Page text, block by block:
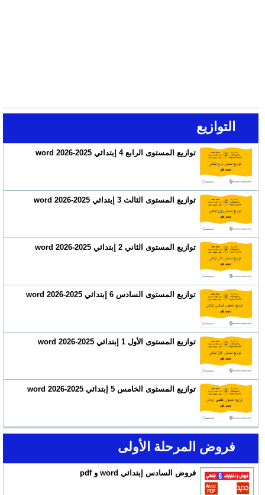
التوازيع
توازيع المستوى الرابع 4 إبتدائي 2025-2026 word
توازيع المستوى الثالث 3 إبتدائي 2025-2026 word
توازيع المستوى الثاني 2 إبتدائي 2025-2026 word
توازيع المستوى السادس 6 إبتدائي 2025-2026 word
توازيع المستوى الأول 1 إبتدائي 2025-2026 word
توازيع المستوى الخامس 5 إبتدائي 2025-2026 word
فروض المرحلة الأولى
فروض السادس إبتدائي word و pdf